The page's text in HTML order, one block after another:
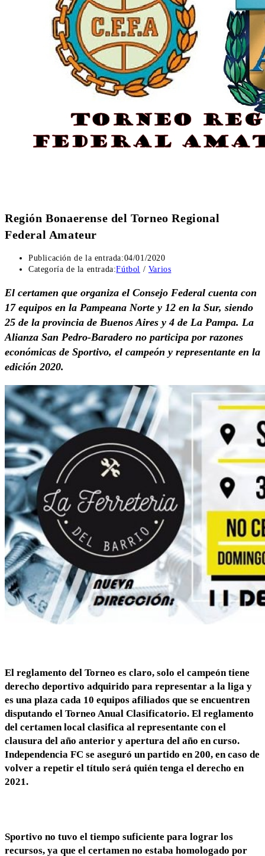
Región Bonaerense del Torneo Regional
Federal Amateur
Publicación de la entrada:04/01/2020
Categoría de la entrada:Fútbol / Varios
El certamen que organiza el Consejo Federal cuenta con
17 equipos en la Pampeana Norte y 12 en la Sur, siendo
25 de la provincia de Buenos Aires y 4 de La Pampa. La
Alianza San Pedro-Baradero no participa por razones
económicas de Sportivo, el campeón y representante en la
edición 2020.
El reglamento del Torneo es claro, solo el campeón tiene
derecho deportivo adquirido para representar a la liga y
es una plaza cada 10 equipos afiliados que se encuentren
disputando el Torneo Anual Clasificatorio. El reglamento
del certamen local clasifica al representante con el
clausura del año anterior y apertura del año en curso.
Independencia FC se aseguró un partido en 200, en caso de
volver a repetir el título será quién tenga el derecho en
2021.
Sportivo no tuvo el tiempo suficiente para lograr los
recursos, ya que el certamen no estaba homologado por